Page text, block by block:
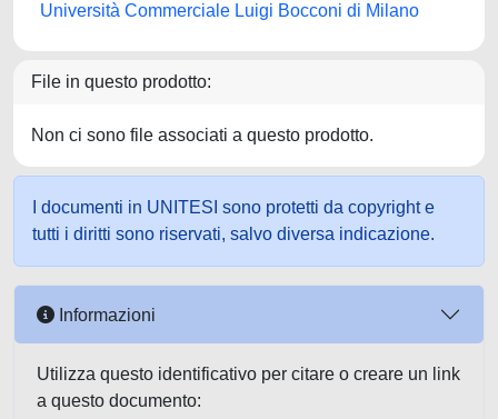
Università Commerciale Luigi Bocconi di Milano
File in questo prodotto:
Non ci sono file associati a questo prodotto.
I documenti in UNITESI sono protetti da copyright e
tutti i diritti sono riservati, salvo diversa indicazione.
Informazioni
Utilizza questo identificativo per citare o creare un link
a questo documento: